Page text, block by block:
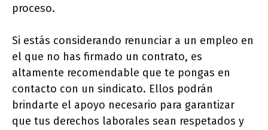
proceso.
Si estás considerando renunciar a un empleo en
el que no has firmado un contrato, es
altamente recomendable que te pongas en
contacto con un sindicato. Ellos podrán
brindarte el apoyo necesario para garantizar
que tus derechos laborales sean respetados y